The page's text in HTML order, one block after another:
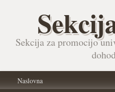
Sekcija za promocijo
Naslovna